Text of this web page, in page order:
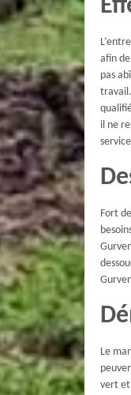
afin
pas
il ne
Fort
Le
vert et